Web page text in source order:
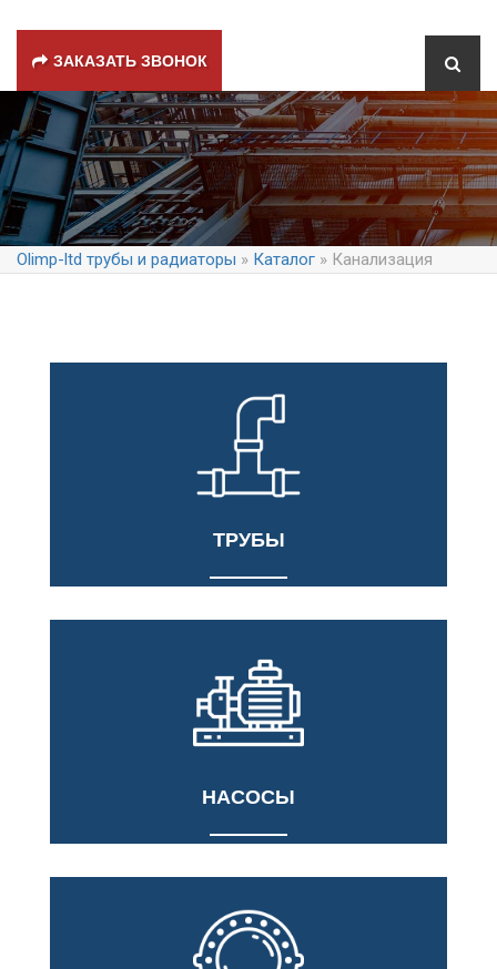
ЗАКАЗАТЬ ЗВОНОК
Olimp-ltd трубы и радиаторы » Каталог » Канализация
ТРУБЫ
НАСОСЫ